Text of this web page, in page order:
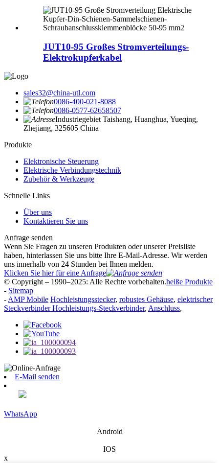
JUT10-95 Großes Stromverteilungs-
Elektrokupferkabel
sales32@china-utl.com
0086-400-021-8088
0086-0577-62658507
Industriegebiet Taishang, Huanghua, Yueqing,
Zhejiang, 325605 China
Produkte
Elektronische Steuerung
Elektrische Verbindungstechnik
Zubehör & Werkzeuge
Schnelle Links
Über uns
Kontaktieren Sie uns
Anfrage senden
Wenn Sie Fragen zu unseren Produkten oder unserer Preisliste
haben, hinterlassen Sie uns bitte Ihre E-Mail-Adresse. Wir werden
uns innerhalb von 24 Stunden bei Ihnen melden.
Klicken Sie hier für eine Anfrage
© Copyright – 1990–2025: Alle Rechte vorbehalten.heiße Produkte
- Sitemap
- AMP Mobile Hochleistungsstecker, robustes Gehäuse, elektrischer
Steckverbinder Hochleistungs-Steckverbinder, Anschluss,
E-Mail senden
WhatsApp
Android
IOS
x